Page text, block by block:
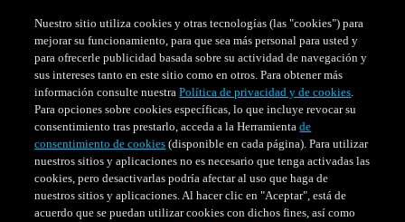
HORARIO EVENTOS ESPECIALES
Venezuela
Nuestro sitio utiliza cookies y otras tecnologías (las "cookies") para
mejorar su funcionamiento, para que sea más personal para usted y
para ofrecerle publicidad basada sobre su actividad de navegación y
sus intereses tanto en este sitio como en otros. Para obtener más
información consulte nuestraPolítica de privacidad y de cookies.
Para opciones sobre cookies específicas, lo que incluye revocar su
consentimiento tras prestarlo, acceda a la Herramientade
consentimiento de cookies (disponible en cada página). Para utilizar
nuestros sitios y aplicaciones no es necesario que tenga activadas las
cookies, pero desactivarlas podría afectar al uso que haga de
nuestros sitios y aplicaciones. Al hacer clic en "Aceptar", está de
acuerdo que se puedan utilizar cookies con dichos fines, así como